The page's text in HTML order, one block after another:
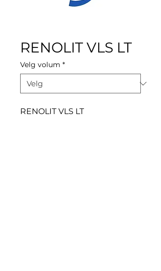
RENOLIT VLS LT
Velg volum *
RENOLIT VLS LT